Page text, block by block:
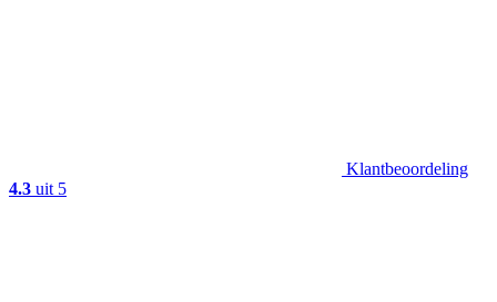
Klantbeoordeling
4.3 uit 5